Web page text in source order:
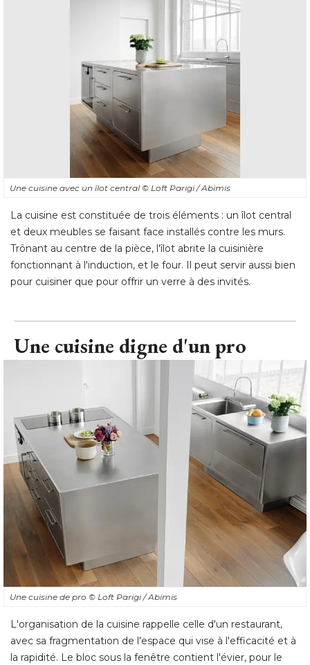
Une cuisine avec un îlot central © Loft Parigi / Abimis
La cuisine est constituée de trois éléments : un îlot central
et deux meubles se faisant face installés contre les murs.
Trônant au centre de la pièce, l'îlot abrite la cuisinière
fonctionnant à l'induction, et le four. Il peut servir aussi bien
pour cuisiner que pour offrir un verre à des invités.
Une cuisine digne d'un pro
Une cuisine de pro © Loft Parigi / Abimis
L'organisation de la cuisine rappelle celle d'un restaurant,
avec sa fragmentation de l'espace qui vise à l'efficacité et à
la rapidité. Le bloc sous la fenêtre contient l'évier, pour le